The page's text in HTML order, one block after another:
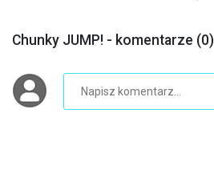
Chunky JUMP! - komentarze (0)